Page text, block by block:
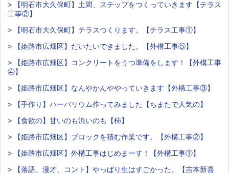
> 【明石市大久保町】土間、ステップをつくっていきます【テラス
工事②】
> 【明石市大久保町】テラスつくります。【テラス工事①】
> 【姫路市広畑区】だいたいできました。【外構工事⑤】
> 【姫路市広畑区】コンクリートをうつ準備をします！【外構工事
④】
> 【姫路市広畑区】なんやかんややっていきます【外構工事③】
> 【手作り】ハーバリウム作ってみました【ちまたで人気の】
> 【食欲の】甘いのも渋いのも【柿】
> 【姫路市広畑区】ブロックを積む作業です。【外構工事②】
> 【姫路市広畑区】外構工事はじめまーす！【外構工事①】
> 【落語、漫才、コント】やっぱり生はすごかった。【吉本新喜